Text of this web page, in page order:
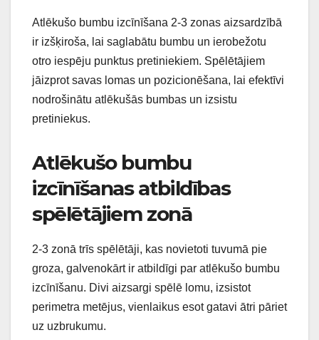
Atlēkušo bumbu izcīnīšana 2-3 zonas aizsardzībā
ir izšķiroša, lai saglabātu bumbu un ierobežotu
otro iespēju punktus pretiniekiem. Spēlētājiem
jāizprot savas lomas un pozicionēšana, lai efektīvi
nodrošinātu atlēkušās bumbas un izsistu
pretiniekus.
Atlēkušo bumbu
izcīnīšanas atbildības
spēlētājiem zonā
2-3 zonā trīs spēlētāji, kas novietoti tuvumā pie
groza, galvenokārt ir atbildīgi par atlēkušo bumbu
izcīnīšanu. Divi aizsargi spēlē lomu, izsistot
perimetra metējus, vienlaikus esot gatavi ātri pāriet
uz uzbrukumu.